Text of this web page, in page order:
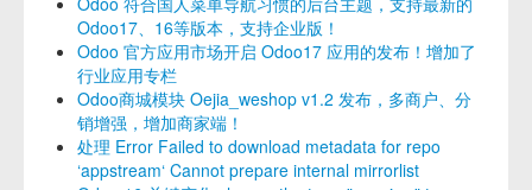
Odoo17、16等版本，支持企业版！
Odoo 官方应用市场开启 Odoo17 应用的发布！增加了
行业应用专栏
Odoo商城模块 Oejia_weshop v1.2 发布，多商户、分
销增强，增加商家端！
处理 Error Failed to download metadata for repo
‘appstream‘ Cannot prepare internal mirrorlist